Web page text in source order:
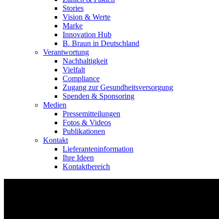
Stories
Vision & Werte
Marke
Innovation Hub
B. Braun in Deutschland
Verantwortung
Nachhaltigkeit
Vielfalt
Compliance
Zugang zur Gesundheitsversorgung
Spenden & Sponsoring
Medien
Pressemitteilungen
Fotos & Videos
Publikationen
Kontakt
Lieferanteninformation
Ihre Ideen
Kontaktbereich